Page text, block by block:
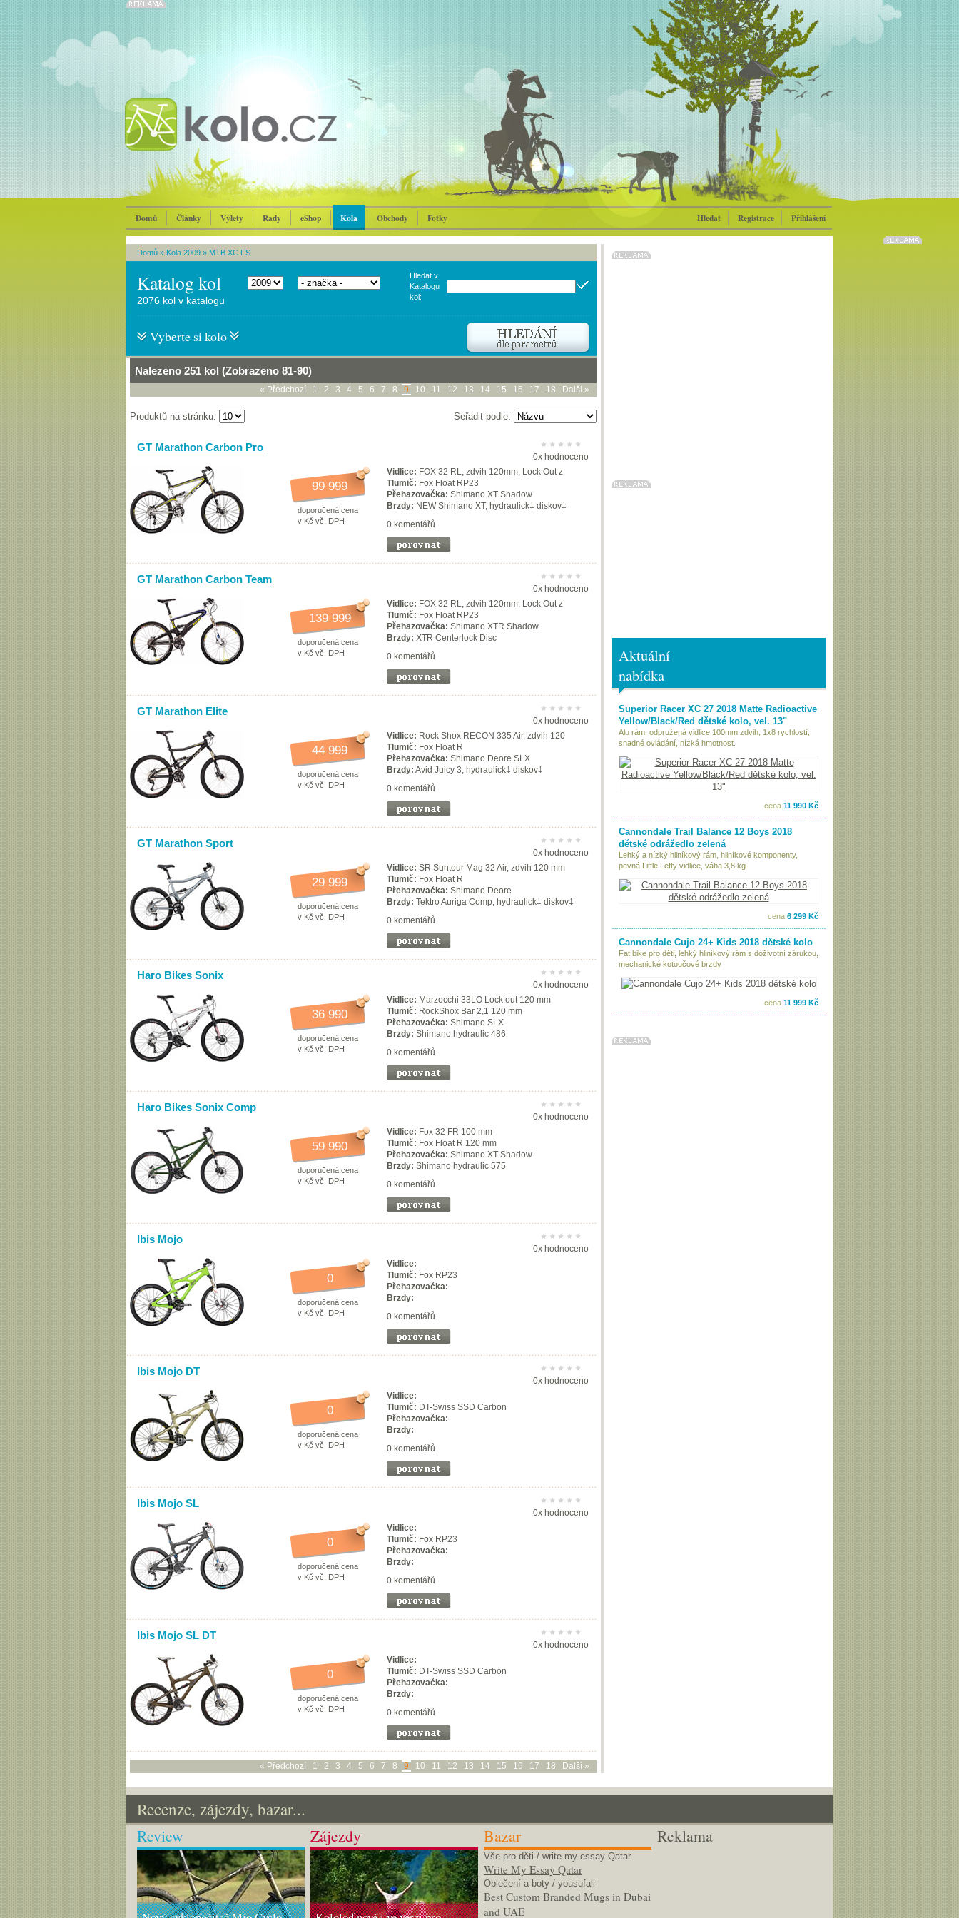
Domů Články Výlety Rady eShop Kola Obchody Fotky Hledat Registrace Přihlášení
Domů » Kola 2009 » MTB XC FS
Katalog kol
Hledat v
Katalogu
kol:
2076 kol v katalogu
Vyberte si kolo
Nalezeno 251 kol (Zobrazeno 81-90)
« Předchozí 1 2 3 4 5 6 7 8 9 10 11 12 13 14 15 16 17 18 Další »
Produktů na stránku: Seřadit podle:
GT Marathon Carbon Pro
0x hodnoceno
99 999
doporučená cena
v Kč vč. DPH
Vidlice: FOX 32 RL, zdvih 120mm, Lock Out z
Tlumič: Fox Float RP23
Přehazovačka: Shimano XT Shadow
Brzdy: NEW Shimano XT, hydraulick‡ diskov‡
0 komentářů
GT Marathon Carbon Team
0x hodnoceno
139 999
doporučená cena
v Kč vč. DPH
Vidlice: FOX 32 RL, zdvih 120mm, Lock Out z
Tlumič: Fox Float RP23
Přehazovačka: Shimano XTR Shadow
Brzdy: XTR Centerlock Disc
0 komentářů
GT Marathon Elite
0x hodnoceno
44 999
doporučená cena
v Kč vč. DPH
Vidlice: Rock Shox RECON 335 Air, zdvih 120
Tlumič: Fox Float R
Přehazovačka: Shimano Deore SLX
Brzdy: Avid Juicy 3, hydraulick‡ diskov‡
0 komentářů
GT Marathon Sport
0x hodnoceno
29 999
doporučená cena
v Kč vč. DPH
Vidlice: SR Suntour Mag 32 Air, zdvih 120 mm
Tlumič: Fox Float R
Přehazovačka: Shimano Deore
Brzdy: Tektro Auriga Comp, hydraulick‡ diskov‡
0 komentářů
Haro Bikes Sonix
0x hodnoceno
36 990
doporučená cena
v Kč vč. DPH
Vidlice: Marzocchi 33LO Lock out 120 mm
Tlumič: RockShox Bar 2,1 120 mm
Přehazovačka: Shimano SLX
Brzdy: Shimano hydraulic 486
0 komentářů
Haro Bikes Sonix Comp
0x hodnoceno
59 990
doporučená cena
v Kč vč. DPH
Vidlice: Fox 32 FR 100 mm
Tlumič: Fox Float R 120 mm
Přehazovačka: Shimano XT Shadow
Brzdy: Shimano hydraulic 575
0 komentářů
Ibis Mojo
0x hodnoceno
0
doporučená cena
v Kč vč. DPH
Vidlice:
Tlumič: Fox RP23
Přehazovačka:
Brzdy:
0 komentářů
Ibis Mojo DT
0x hodnoceno
0
doporučená cena
v Kč vč. DPH
Vidlice:
Tlumič: DT-Swiss SSD Carbon
Přehazovačka:
Brzdy:
0 komentářů
Ibis Mojo SL
0x hodnoceno
0
doporučená cena
v Kč vč. DPH
Vidlice:
Tlumič: Fox RP23
Přehazovačka:
Brzdy:
0 komentářů
Ibis Mojo SL DT
0x hodnoceno
0
doporučená cena
v Kč vč. DPH
Vidlice:
Tlumič: DT-Swiss SSD Carbon
Přehazovačka:
Brzdy:
0 komentářů
« Předchozí 1 2 3 4 5 6 7 8 9 10 11 12 13 14 15 16 17 18 Další »
Aktuální
nabídka
Superior Racer XC 27 2018 Matte Radioactive
Yellow/Black/Red dětské kolo, vel. 13"
Alu rám, odpružená vidlice 100mm zdvih, 1x8 rychlostí,
snadné ovládání, nízká hmotnost.
cena 11 990 Kč
Cannondale Trail Balance 12 Boys 2018
dětské odrážedlo zelená
Lehký a nízký hliníkový rám, hliníkové komponenty,
pevná Little Lefty vidlice, váha 3,8 kg.
cena 6 299 Kč
Cannondale Cujo 24+ Kids 2018 dětské kolo
Fat bike pro děti, lehký hliníkový rám s doživotní zárukou,
mechanické kotoučové brzdy
cena 11 999 Kč
Recenze, zájezdy, bazar...
Review Zájezdy Bazar
Vše pro děti / write my essay Qatar
Write My Essay Qatar
Oblečení a boty / yousufali
Best Custom Branded Mugs in Dubai
and UAE
Reklama